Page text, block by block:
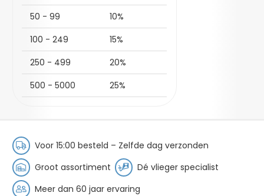
50 - 99
10%
100 - 249
15%
250 - 499
20%
500 - 5000
25%
Voor 15:00 besteld – Zelfde dag verzonden
Groot assortiment
Dé vlieger specialist
Meer dan 60 jaar ervaring